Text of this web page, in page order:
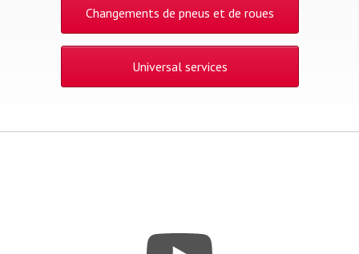
Changements de pneus et de roues
Universal services